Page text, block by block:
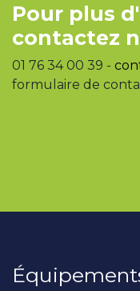
Pour plus
contactez
01 76 34 00 39 -
formulaire de